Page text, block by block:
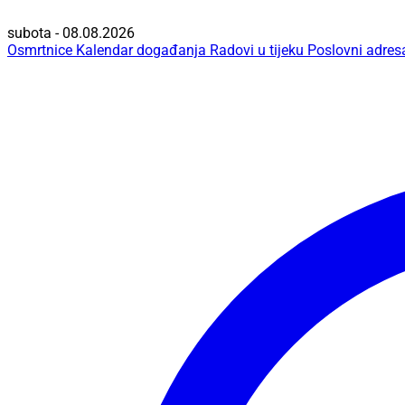
subota - 08.08.2026
Osmrtnice Kalendar događanja Radovi u tijeku Poslovni